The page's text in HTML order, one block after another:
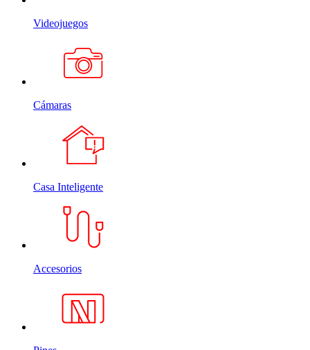
Videojuegos
Cámaras
Casa Inteligente
Accesorios